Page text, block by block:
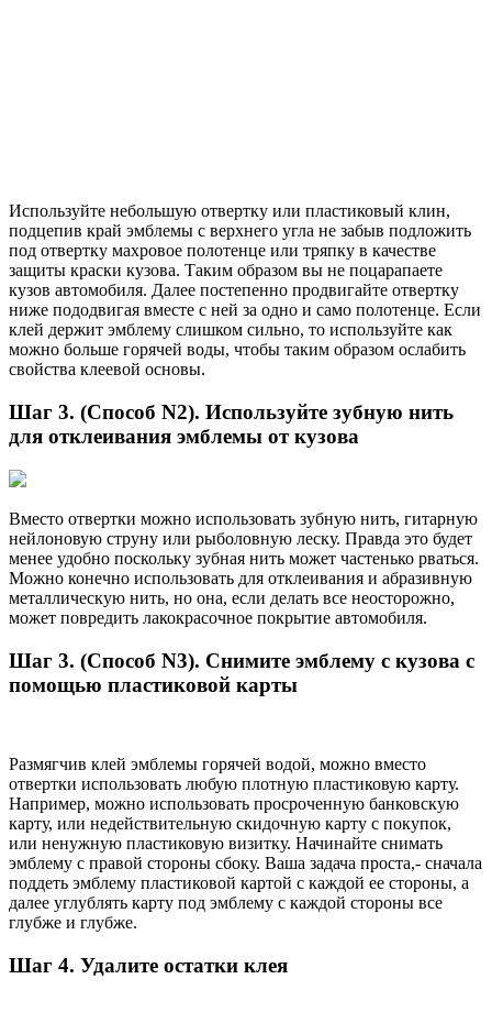
Используйте небольшую отвертку или пластиковый клин,
подцепив край эмблемы с верхнего угла не забыв подложить
под отвертку махровое полотенце или тряпку в качестве
защиты краски кузова. Таким образом вы не поцарапаете
кузов автомобиля. Далее постепенно продвигайте отвертку
ниже пододвигая вместе с ней за одно и само полотенце. Если
клей держит эмблему слишком сильно, то используйте как
можно больше горячей воды, чтобы таким образом ослабить
свойства клеевой основы.
Шаг 3. (Способ N2). Используйте зубную нить
для отклеивания эмблемы от кузова
Вместо отвертки можно использовать зубную нить, гитарную
нейлоновую струну или рыболовную леску. Правда это будет
менее удобно поскольку зубная нить может частенько рваться.
Можно конечно использовать для отклеивания и абразивную
металлическую нить, но она, если делать все неосторожно,
может повредить лакокрасочное покрытие автомобиля.
Шаг 3. (Способ N3). Снимите эмблему с кузова с
помощью пластиковой карты
Размягчив клей эмблемы горячей водой, можно вместо
отвертки использовать любую плотную пластиковую карту.
Например, можно использовать просроченную банковскую
карту, или недействительную скидочную карту с покупок,
или ненужную пластиковую визитку. Начинайте снимать
эмблему с правой стороны сбоку. Ваша задача проста,- сначала
поддеть эмблему пластиковой картой с каждой ее стороны, а
далее углублять карту под эмблему с каждой стороны все
глубже и глубже.
Шаг 4. Удалите остатки клея